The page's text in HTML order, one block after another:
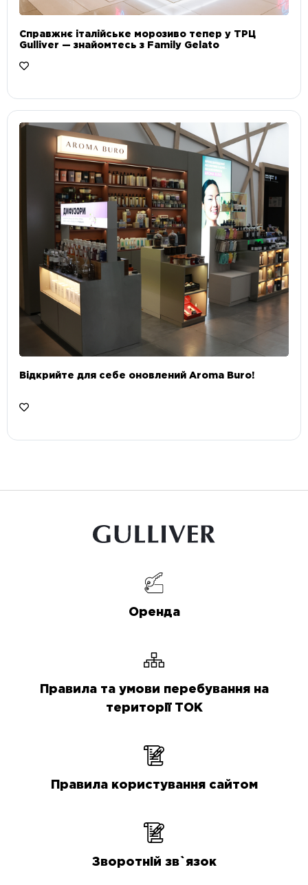
Справжнє італійське морозиво тепер у ТРЦ
Gulliver — знайомтесь з Family Gelato
Відкрийте для себе оновлений Aroma Buro! ⠀
Оренда
Правила та умови перебування на
території ТОК
Правила користування сайтом
Зворотній зв`язок